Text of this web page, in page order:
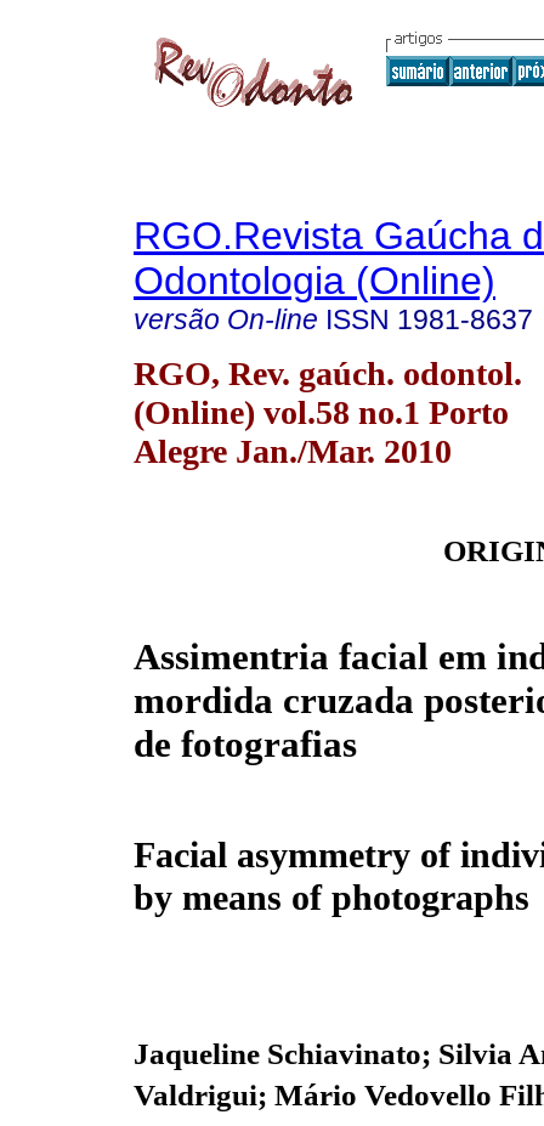
RGO.Revista Gaúcha
Odontologia (Online)
versão On-line ISSN 1981-8637
RGO, Rev. gaúch. odontol.
(Online) vol.58 no.1 Porto
Alegre Jan./Mar. 2010
Assimentria facial em
mordida cruzada
de fotografias
Facial asymmetry of
by means of photographs
Jaqueline Schiavinato; Silvia
Valdrigui; Mário Vedovello